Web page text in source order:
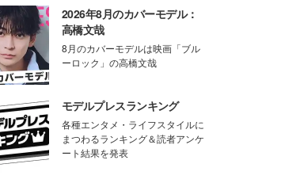
2026年8月のカバーモデル：
高橋文哉
8月のカバーモデルは映画「ブル
ーロック」の高橋文哉
モデルプレスランキング
各種エンタメ・ライフスタイルに
まつわるランキング＆読者アンケ
ート結果を発表